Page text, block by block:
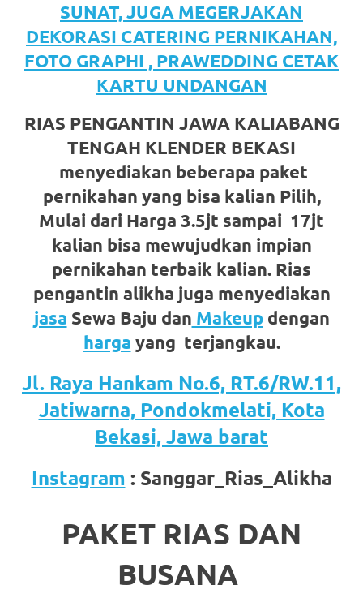
comment
replica
watches.
favorite
replica
watches.
Hours
replica
rolex.
More
loanswatches.com.
SUNAT, JUGA MEGERJAKAN
DEKORASI CATERING PERNIKAHAN,
FOTO GRAPHI , PRAWEDDING CETAK
KARTU UNDANGAN
RIAS PENGANTIN JAWA KALIABANG
TENGAH KLENDER BEKASI
menyediakan beberapa paket
pernikahan yang bisa kalian Pilih,
Mulai dari Harga 3.5jt sampai 17jt
kalian bisa mewujudkan impian
pernikahan terbaik kalian. Rias
pengantin alikha juga menyediakan
jasa Sewa Baju dan Makeupdengan
harga yang terjangkau.
Jl. Raya Hankam No.6, RT.6/RW.11,
Jatiwarna, Pondokmelati, Kota
Bekasi, Jawa barat
Instagram : Sanggar_Rias_Alikha
PAKET RIAS DAN
BUSANA